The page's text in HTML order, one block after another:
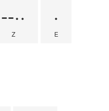
--··
Z
·
E